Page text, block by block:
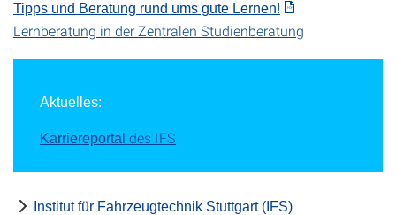
Tipps und Beratung rund ums gute Lernen!
Lernberatung in der Zentralen Studienberatung
Aktuelles:
Karriereportal des IFS
Institut für Fahrzeugtechnik Stuttgart (IFS)